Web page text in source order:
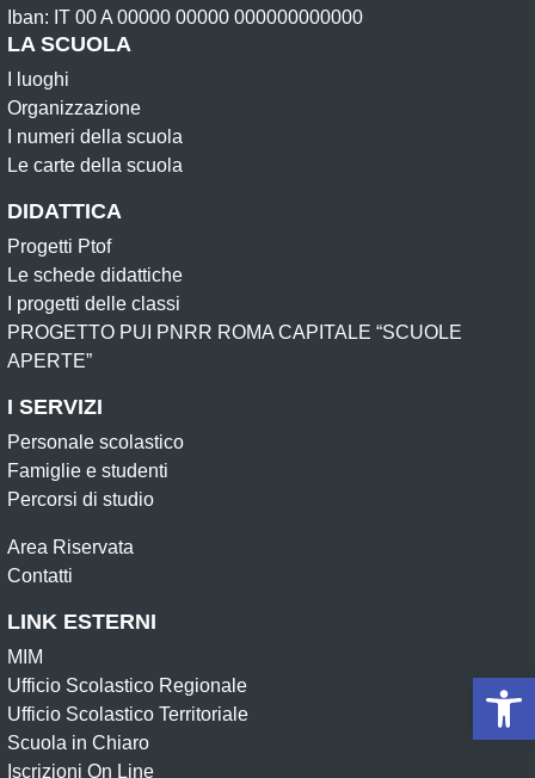
Iban: IT 00 A 00000 00000 000000000000
LA SCUOLA
I luoghi
Organizzazione
I numeri della scuola
Le carte della scuola
DIDATTICA
Progetti Ptof
Le schede didattiche
I progetti delle classi
PROGETTO PUI PNRR ROMA CAPITALE “SCUOLE
APERTE”
I SERVIZI
Personale scolastico
Famiglie e studenti
Percorsi di studio
Area Riservata
Contatti
LINK ESTERNI
MIM
Ufficio Scolastico Regionale
Ufficio Scolastico Territoriale
Scuola in Chiaro
Iscrizioni On Line